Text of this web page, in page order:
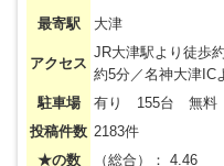
最寄駅
大津
アクセス
JR大津駅より徒歩
約5分／名神大津IC
駐車場
有り 155台 無料
投稿件数 2183件
★の数
（総合）： 4.46